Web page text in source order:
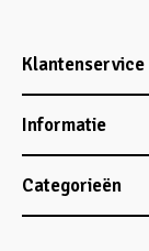
Klantenservice
Informatie
Categorieën